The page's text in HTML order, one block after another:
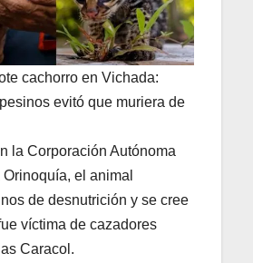
cachorro en Vichada:
evitó que muriera de
la Corporación Autónoma
el animal
de desnutrición y se cree
víctima de cazadores
Caracol.